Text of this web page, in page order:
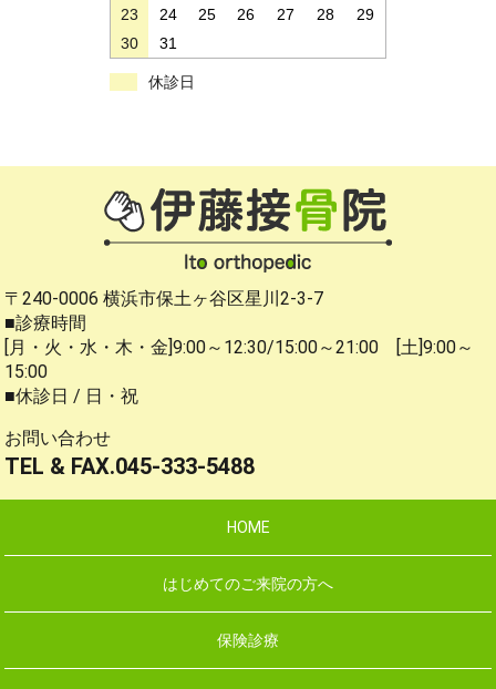
23
24 25 26 27 28
29
30
31
休診日
〒240-0006 横浜市保土ヶ谷区星川2-3-7
■診療時間
[月・火・水・木・金]9:00～12:30/15:00～21:00 [土]9:00～
15:00
■休診日 / 日・祝
お問い合わせ
TEL & FAX.045-333-5488
HOME
はじめてのご来院の方へ
保険診療